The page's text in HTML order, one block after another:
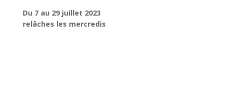
Du 7 au 29 juillet 2023
relâches les mercredis